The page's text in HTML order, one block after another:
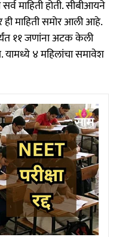
माहिती होती. सीबीआयने
ही माहिती समोर आली आहे.
११ जणांना अटक केली
४ महिलांचा समावेश